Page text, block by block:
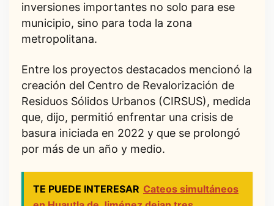
inversiones importantes no solo para ese
municipio, sino para toda la zona
metropolitana.
Entre los proyectos destacados mencionó la
creación del Centro de Revalorización de
Residuos Sólidos Urbanos (CIRSUS), medida
que, dijo, permitió enfrentar una crisis de
basura iniciada en 2022 y que se prolongó
por más de un año y medio.
TE PUEDE INTERESAR Cateos simultáneos